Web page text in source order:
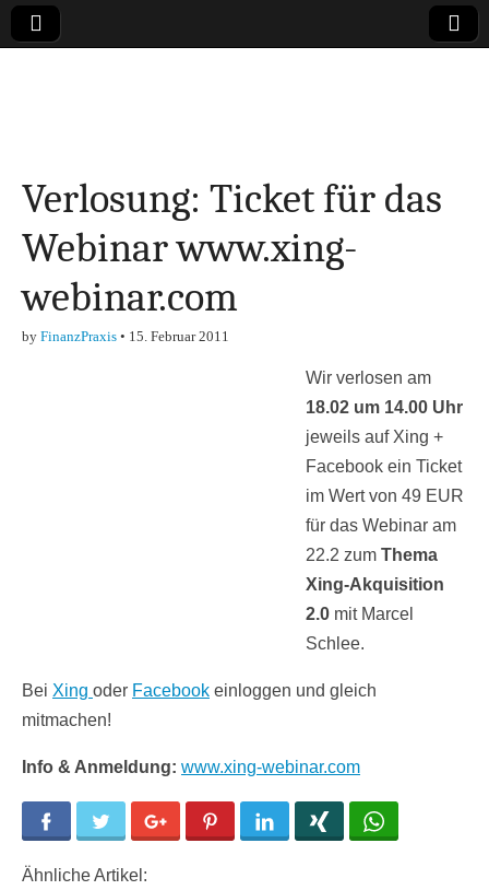
Finanzen,
Marketing-, Vertrieb-
& Investment-Tipps
Verlosung: Ticket für das
Webinar www.xing-
webinar.com
by FinanzPraxis • 15. Februar 2011
Wir verlosen am
18.02 um 14.00 Uhr
jeweils auf Xing +
Facebook ein Ticket
im Wert von 49 EUR
für das Webinar am
22.2 zum Thema
Xing-Akquisition
2.0 mit Marcel
Schlee.
Bei Xing oder Facebook einloggen und gleich
mitmachen!
Info & Anmeldung: www.xing-webinar.com
Facebook Twitter Google+ Pinterest LinkedIn
Ähnliche Artikel: